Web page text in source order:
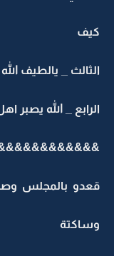
كيف
الثالث _ يالطيف
الرابع _ الله يصبر
قعدو بالمجلس
وساكتة